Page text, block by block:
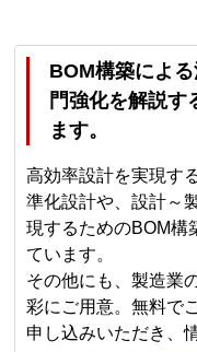
BOM構築によ
門強化を解説す
ます。
高効率設計を実現す
準化設計や、設計～
現するためのBOM構
ています。
その他にも、製造業
彩にご用意。無料で
申し込みいただき、